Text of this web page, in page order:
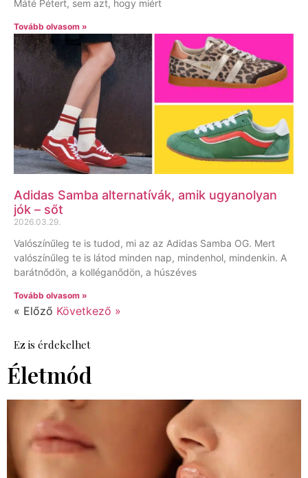
Máté Pétert, sem azt, hogy miért
Tovább olvasom »
Adidas Samba alternatívák, amik ugyanolyan
jók – sőt
2026.03.29.
Valószínűleg te is tudod, mi az az Adidas Samba OG. Mert
valószínűleg te is látod minden nap, mindenhol, mindenkin. A
barátnődön, a kolléganődön, a húszéves
Tovább olvasom »
« Előző Következő »
Ez is érdekelhet
Életmód